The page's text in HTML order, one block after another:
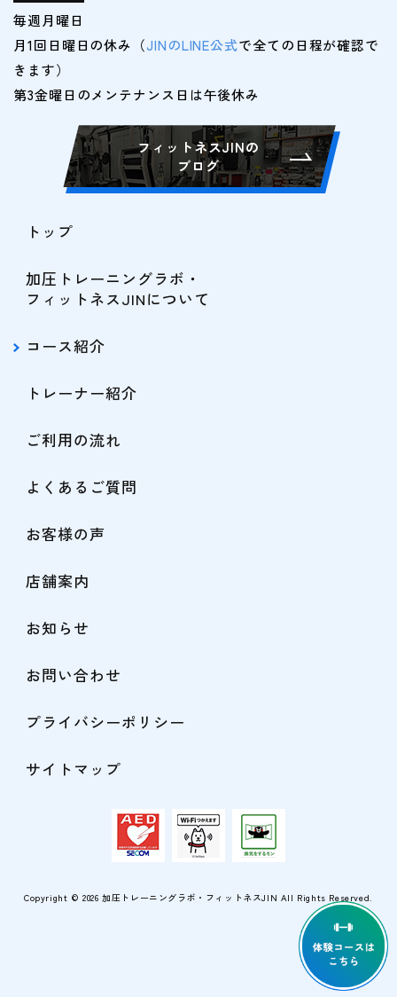
毎週月曜日
月1回日曜日の休み（JINのLINE公式で全ての日程が確認で
きます）
フィットネスJINの
ブログ
トップ
加圧トレーニングラボ・
フィットネスJINについて
コース紹介
トレーナー紹介
ご利用の流れ
よくあるご質問
お客様の声
店舗案内
お知らせ
お問い合わせ
プライバシーポリシー
サイトマップ
Copyright © 2026加圧トレーニングラボ・フィットネスJIN All Rights Reserved.